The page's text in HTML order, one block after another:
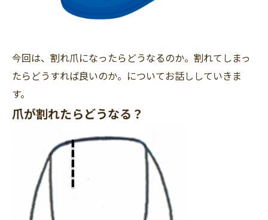
今回は、割れ爪になったらどうなるのか。割れてしまっ
たらどうすれば良いのか。についてお話ししていきま
す。
爪が割れたらどうなる？